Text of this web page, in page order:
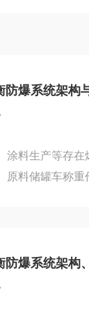
防爆系统架构
涂料生产等存
原料储罐车称
防爆秤体、防爆
成，各部件防
爆设计遵循国家
防爆系统架构